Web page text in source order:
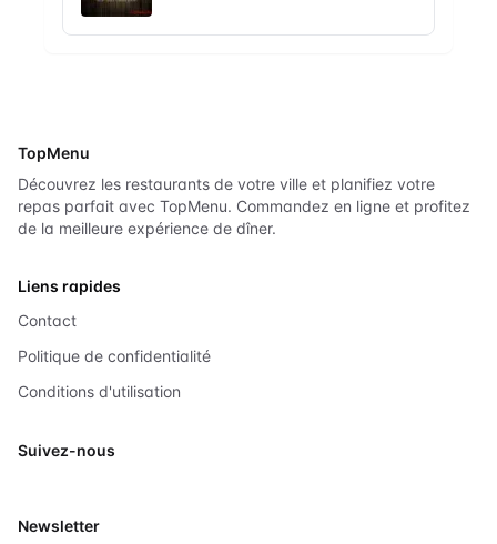
TopMenu
Découvrez les restaurants de votre ville et planifiez votre
repas parfait avec TopMenu. Commandez en ligne et profitez
de la meilleure expérience de dîner.
Liens rapides
Contact
Politique de confidentialité
Conditions d'utilisation
Suivez-nous
Newsletter